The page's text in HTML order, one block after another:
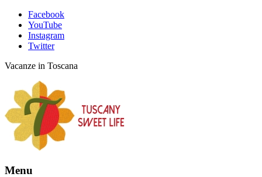
Facebook
YouTube
Instagram
Twitter
Vacanze in Toscana
Menu